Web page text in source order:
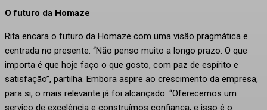
O futuro da Homaze
Rita encara o futuro da Homaze com uma visão pragmática e
centrada no presente. “Não penso muito a longo prazo. O que
importa é que hoje faço o que gosto, com paz de espírito e
satisfação”, partilha. Embora aspire ao crescimento da empresa,
para si, o mais relevante já foi alcançado: “Oferecemos um
serviço de excelência e construímos confiança, e isso é o